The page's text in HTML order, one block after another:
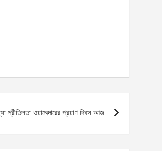
প্রীতিলতা ওয়াদ্দেদারের প্রয়াণ দিবস আজ